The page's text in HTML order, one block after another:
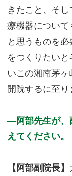
きたこと、そ
療機器につい
と思うものを
をつくりたい
いこの湘南茅
開院するに至り
阿部先生が、
えてください。
【阿部副院長】